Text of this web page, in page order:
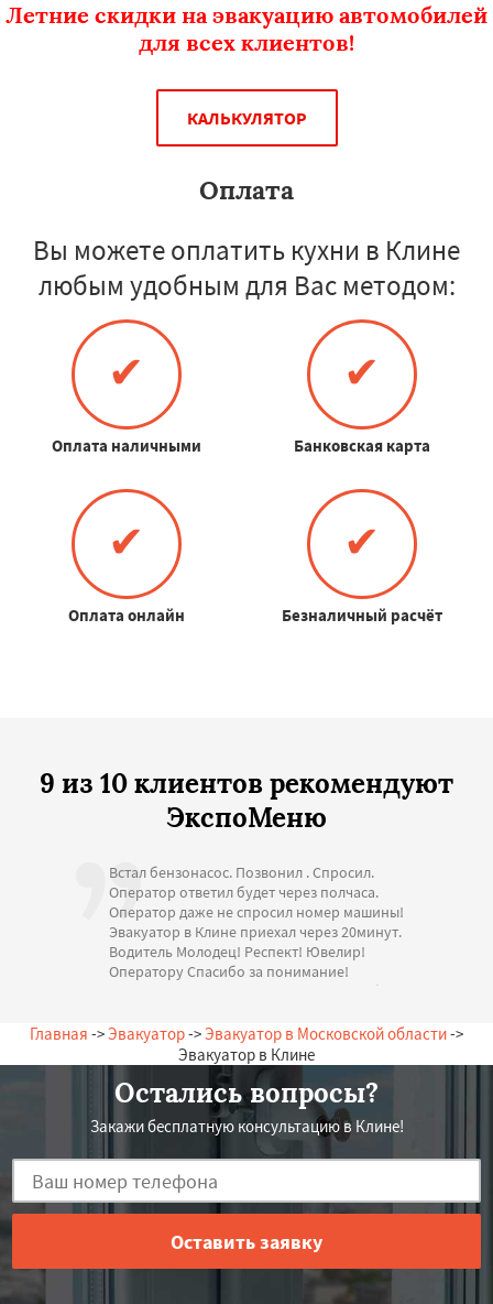
Летние скидки на эвакуацию автомобилей
для всех клиентов!
КАЛЬКУЛЯТОР
Оплата
Вы можете оплатить кухни в Клине
любым удобным для Вас методом:
✔
Оплата наличными
✔
Банковская карта
✔
Оплата онлайн
✔
Безналичный расчёт
9 из 10 клиентов рекомендуют
ЭкспоМеню
Встал бензонасос. Позвонил . Спросил.
Оператор ответил будет через полчаса.
Оператор даже не спросил номер машины!
Эвакуатор в Клине приехал через 20минут.
Водитель Молодец! Респект! Ювелир!
Оператору Спасибо за понимание!
Стоимость адекватная. Большое спасибо за
— А. Игоревна, 14.07.2026
Россия, Клин, Новая, 18
Главная ->Эвакуатор->Эвакуатор в Московской области->
Эвакуатор в Клине
Остались вопросы?
Закажи бесплатную консультацию в Клине!